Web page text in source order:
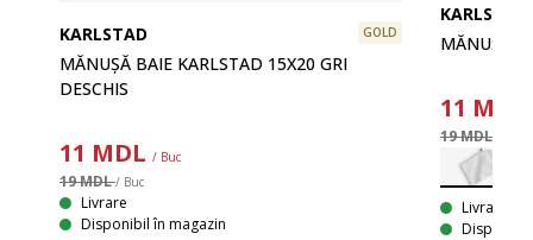
KARLSTAD GOLD
MĂNUȘĂ BAIE KARLSTAD 15X20 GRI
DESCHIS
11 MDL / Buc
19 MDL/ Buc
Livrare
Disponibil în magazin
KARLSTAD
MĂNUSĂ
11 MDL
19 MDL
Livrare
Disponibil